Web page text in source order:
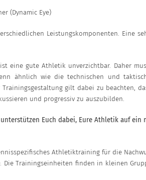
(Dynamic Eye)
Leistungskomponenten. Eine
eine gute Athletik unverzichtbar. Daher
ähnlich wie die technischen und
gilt dabei zu beachten,
und progressiv zu auszubilden.
Euch dabei, Eure Athletik auf ein
Athletiktraining für die
Trainingseinheiten finden in kleinen